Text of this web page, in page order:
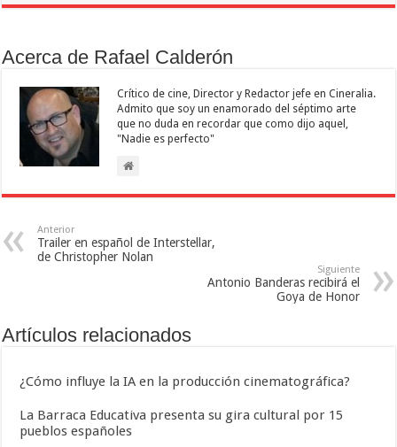
Acerca de Rafael Calderón
Crítico de cine, Director y Redactor jefe en Cineralia.
Admito que soy un enamorado del séptimo arte
que no duda en recordar que como dijo aquel,
"Nadie es perfecto"
Anterior
Trailer en español de Interstellar,
de Christopher Nolan
Siguiente
Antonio Banderas recibirá el
Goya de Honor
Artículos relacionados
¿Cómo influye la IA en la producción cinematográfica?
La Barraca Educativa presenta su gira cultural por 15
pueblos españoles